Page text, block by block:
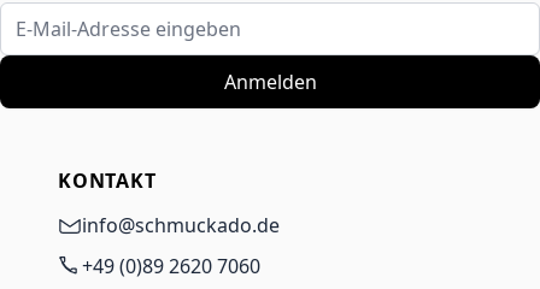
E-Mail-Adresse eingeben
Anmelden
KONTAKT
info@schmuckado.de
+49 (0)89 2620 7060